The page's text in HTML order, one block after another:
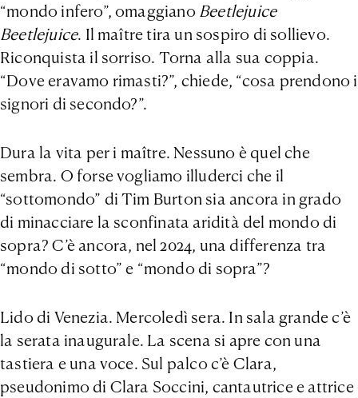
“mondo infero”, omaggiano Beetlejuice
Beetlejuice. Il maître tira un sospiro di sollievo.
Riconquista il sorriso. Torna alla sua coppia.
“Dove eravamo rimasti?”, chiede, “cosa prendono i
signori di secondo?”.
Dura la vita per i maître. Nessuno è quel che
sembra. O forse vogliamo illuderci che il
“sottomondo” di Tim Burton sia ancora in grado
di minacciare la sconfinata aridità del mondo di
sopra? C’è ancora, nel 2024, una differenza tra
“mondo di sotto” e “mondo di sopra”?
Lido di Venezia. Mercoledì sera. In sala grande c’è
la serata inaugurale. La scena si apre con una
tastiera e una voce. Sul palco c’è Clara,
pseudonimo di Clara Soccini, cantautrice e attrice